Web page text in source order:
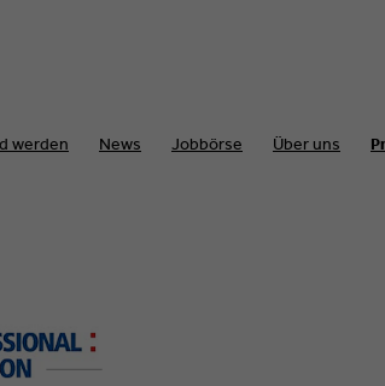
werden News Jobbörse Über uns